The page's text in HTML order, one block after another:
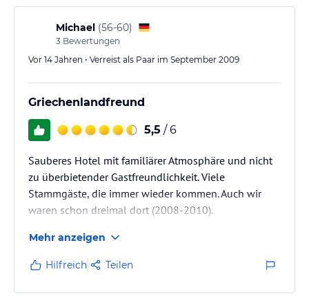
sicherlich wohl, denn der Strand ist wirklich gross
und gepflegt.
Michael (56-60)
3 Bewertungen
Vor 14 Jahren • Verreist als Paar im September 2009
Griechenlandfreund
5,5 / 6
Sauberes Hotel mit familiärer Atmosphäre und nicht
zu überbietender Gastfreundlichkeit. Viele
Stammgäste, die immer wieder kommen. Auch wir
waren schon dreimal dort (2008-2010).
griechische
Tavernen in unmittelbarer Nähe.
Mehr anzeigen
Hilfreich Teilen